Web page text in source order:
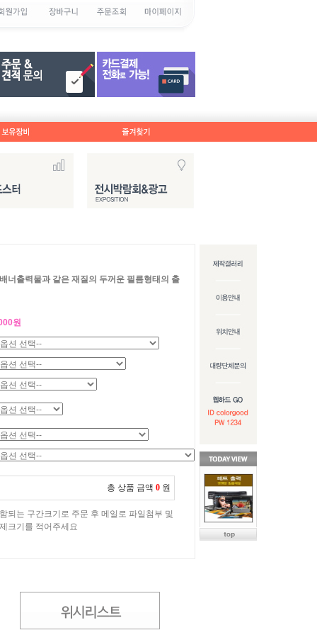
너출력물과 같은 재질의 두꺼운 필름형태의 출
원
총 상품 금액 0 원
되는 구간크기로 주문 후 메일로 파일첨부 및
크기를 적어주세요